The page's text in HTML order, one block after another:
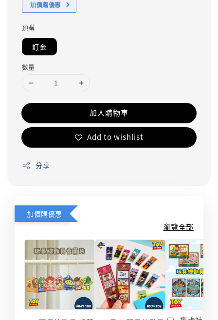
加價購優惠
預購
訂金
數量
加入購物車
Add to wishlist
分享
加價購優惠
瀏覽全部